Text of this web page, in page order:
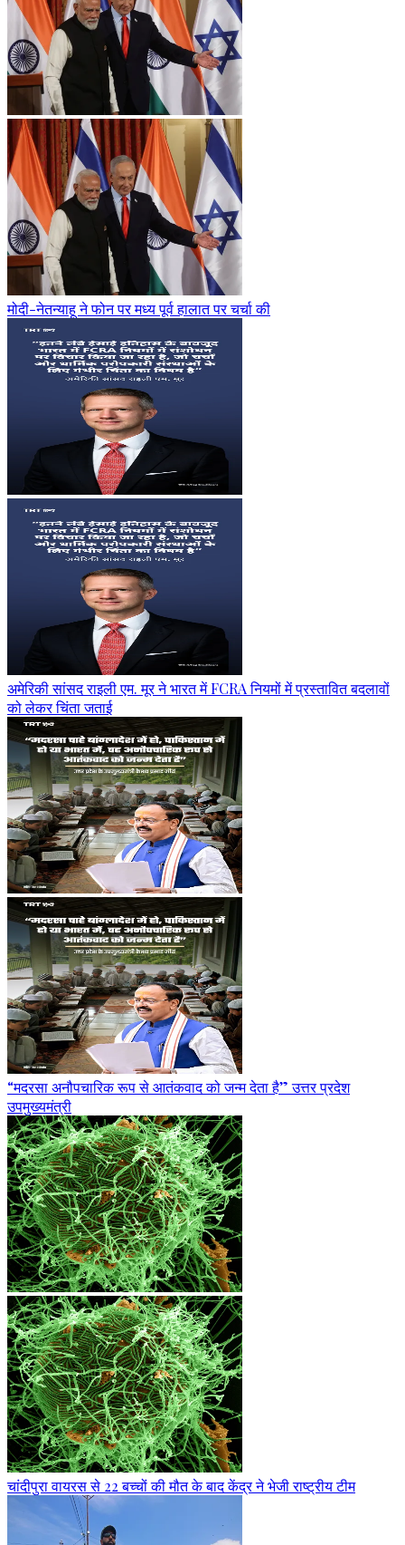
मोदी-नेतन्याहू ने फोन पर मध्य पूर्व हालात पर चर्चा की
अमेरिकी सांसद राइली एम. मूर ने भारत में FCRA नियमों में प्रस्तावित बदलावों
को लेकर चिंता जताई
“मदरसा अनौपचारिक रूप से आतंकवाद को जन्म देता है” उत्तर प्रदेश
उपमुख्यमंत्री
चांदीपुरा वायरस से 22 बच्चों की मौत के बाद केंद्र ने भेजी राष्ट्रीय टीम